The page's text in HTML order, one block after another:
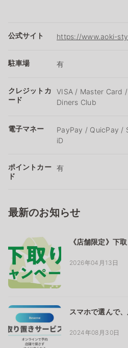
公式サイト https://www.aoki-
駐車場 有
クレジットカ
ード
VISA / Master Card
Diners Club
電子マネー
PayPay / QuicPay /
iD
ポイントカー
ド
有
最新のお知らせ
《店舗限定》下
2026年04月13日
スマホで選んで
2024年08月30日